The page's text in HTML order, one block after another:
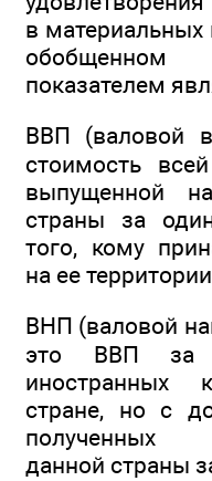
в материальных
показателем
ВВП (валовой
стоимость
выпущенной
страны за
того, кому
на ее
ВНП (валовой
это ВВП за
иностранных
стране, но с
полученных
данной страны